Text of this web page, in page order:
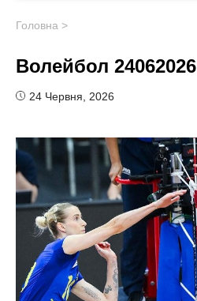
Головна >
Волейбол 24062026
24 Червня, 2026